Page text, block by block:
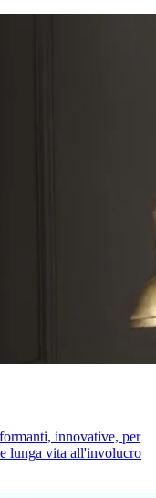
innovative, per
lunga vita all'involucro